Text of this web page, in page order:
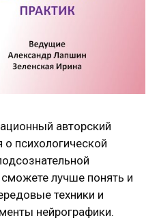
авторский
о психологической
лучше понять и
техники и
нейрографики.